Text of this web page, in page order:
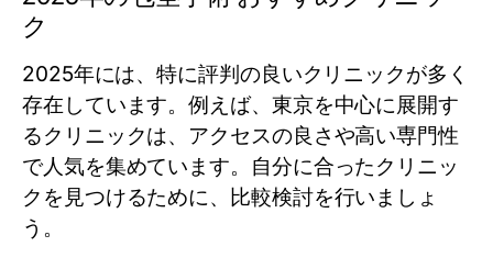
ク
2025年には、特に評判の良いクリニックが多く
存在しています。例えば、東京を中心に展開す
るクリニックは、アクセスの良さや高い専門性
で人気を集めています。自分に合ったクリニッ
クを見つけるために、比較検討を行いましょ
う。